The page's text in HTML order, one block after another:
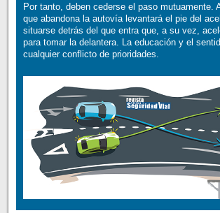
Por tanto, deben cederse el paso mutuamente.
que abandona la autovía levantará el pie del
situarse detrás del que entra que, a su vez,
para tomar la delantera. La educación y el
cualquier conflicto de prioridades.